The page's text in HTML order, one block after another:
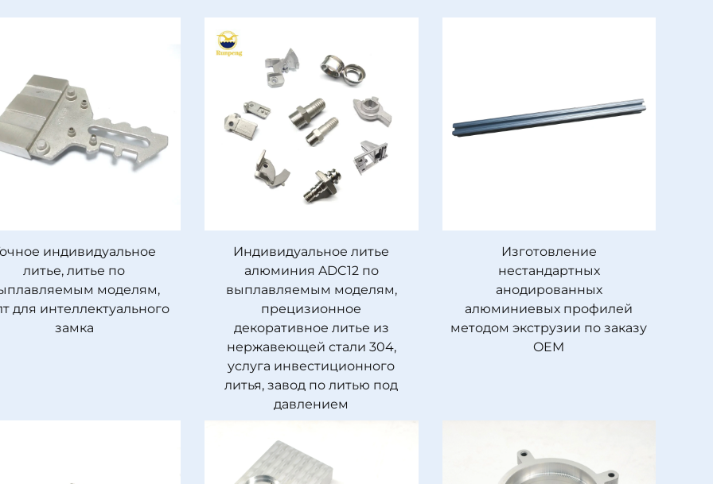
индивидуальное
литье, литье по
моделям,
для интеллектуального
замка
Индивидуальное литье
алюминия ADC12 по
выплавляемым моделям,
прецизионное
декоративное литье из
нержавеющей стали 304,
услуга инвестиционного
литья, завод по литью под
давлением
Изготовление
нестандартных
анодированных
алюминиевых профилей
методом экструзии по заказу
OEM